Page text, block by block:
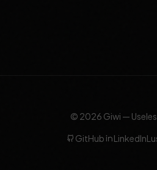
© 2026 Giwi —
GitHub
LinkedIn